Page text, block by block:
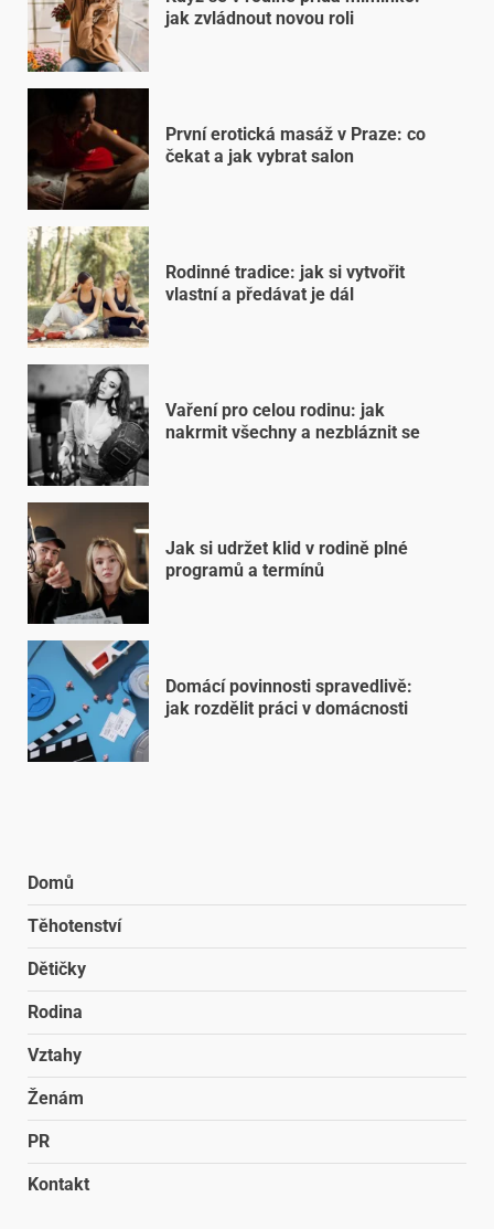
jak zvládnout novou roli
První erotická masáž v Praze: co
čekat a jak vybrat salon
Rodinné tradice: jak si vytvořit
vlastní a předávat je dál
Vaření pro celou rodinu: jak
nakrmit všechny a nezbláznit se
Jak si udržet klid v rodině plné
programů a termínů
Domácí povinnosti spravedlivě:
jak rozdělit práci v domácnosti
Domů
Těhotenství
Dětičky
Rodina
Vztahy
Ženám
PR
Kontakt